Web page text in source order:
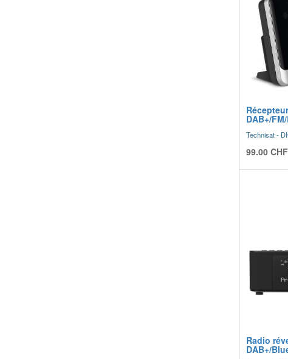
Récepteur
DAB+/
Technisat -
99.00CHF
Radio
DAB+/